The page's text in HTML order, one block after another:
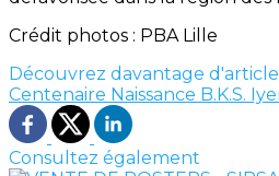
Crédit photos : PBA Lille
Découvrez davantage
Centenaire Naissance B.K.S.
Consultez également